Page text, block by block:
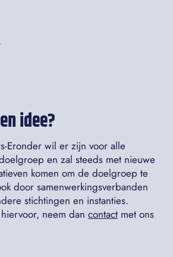
idee?
Eronder wil er zijn voor alle
en zal steeds met nieuwe
komen om de doelgroep te
door samenwerkingsverbanden
stichtingen en instanties.
neem dan contact met ons